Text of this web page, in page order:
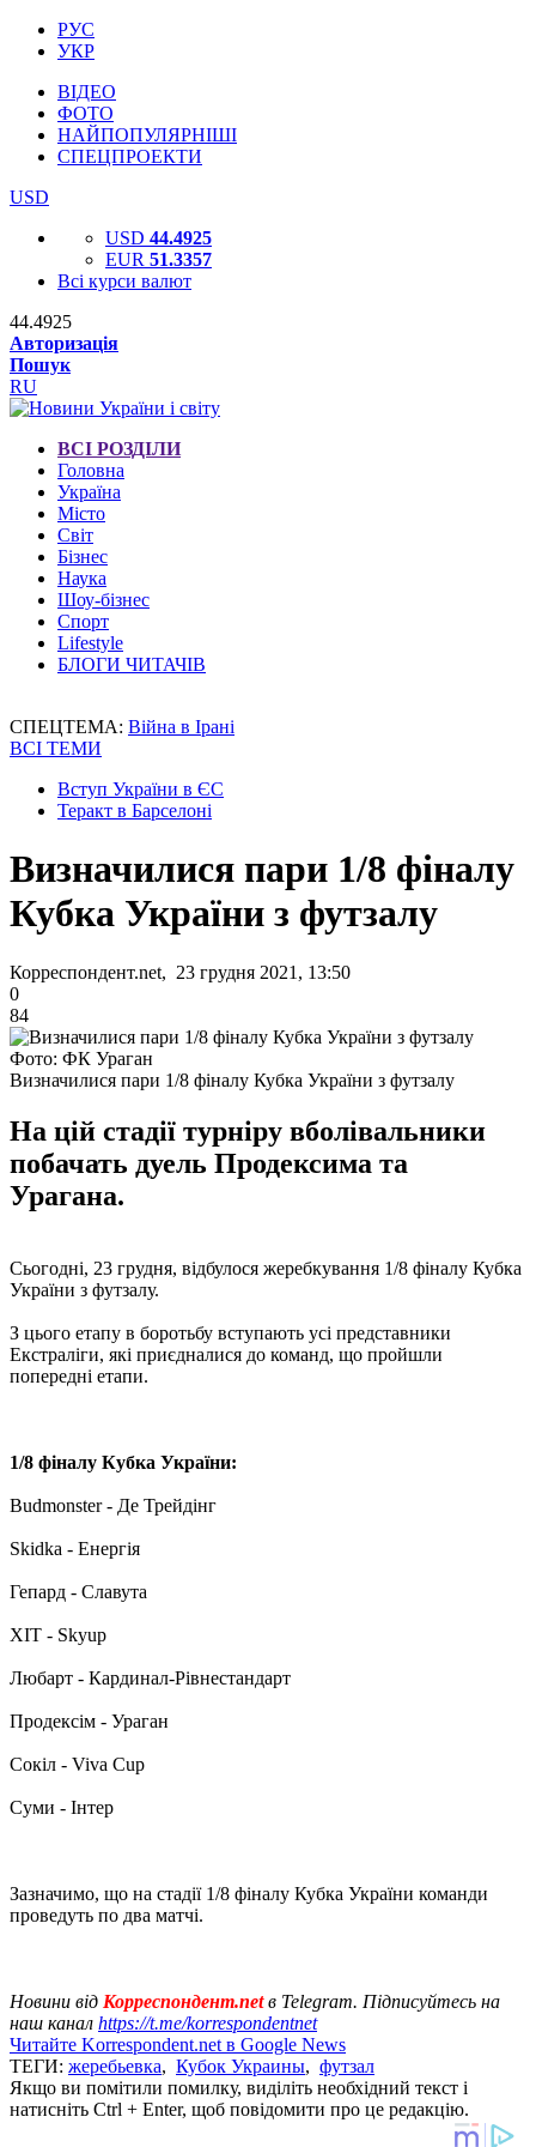
РУС
УКР
ВІДЕО
ФОТО
НАЙПОПУЛЯРНІШІ
СПЕЦПРОЕКТИ
USD
USD 44.4925
EUR 51.3357
Всі курси валют
44.4925
Авторизація
Пошук
RU
ВСІ РОЗДІЛИ
Головна
Україна
Місто
Світ
Бізнес
Наука
Шоу-бізнес
Спорт
Lifestyle
БЛОГИ ЧИТАЧІВ
СПЕЦТЕМА: Війна в Ірані
ВСІ ТЕМИ
Вступ України в ЄС
Теракт в Барселоні
Визначилися пари 1/8 фіналу
Кубка України з футзалу
Корреспондент.net, 23 грудня 2021, 13:50
0
84
Фото: ФК Ураган
Визначилися пари 1/8 фіналу Кубка України з футзалу
На цій стадії турніру вболівальники
побачать дуель Продексима та
Урагана.
Сьогодні, 23 грудня, відбулося жеребкування 1/8 фіналу Кубка
України з футзалу.
З цього етапу в боротьбу вступають усі представники
Екстраліги, які приєдналися до команд, що пройшли
попередні етапи.
1/8 фіналу Кубка України:
Budmonster - Де Трейдінг
Skidka - Енергія
Гепард - Славута
ХІТ - Skyup
Любарт - Кардинал-Рівнестандарт
Продексім - Ураган
Сокіл - Viva Cup
Суми - Інтер
Зазначимо, що на стадії 1/8 фіналу Кубка України команди
проведуть по два матчі.
Новини від Корреспондент.netв Telegram. Підписуйтесь на
наш канал https://t.me/korrespondentnet
Читайте Korrespondent.net в Google News
ТЕГИ: жеребьевка, Кубок Украины, футзал
Якщо ви помітили помилку, виділіть необхідний текст і
натисніть Ctrl + Enter, щоб повідомити про це редакцію.